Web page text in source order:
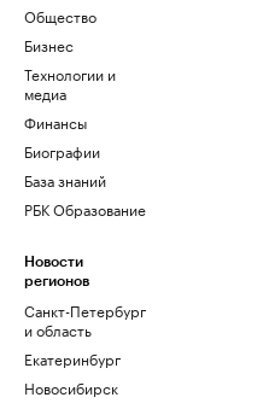
Общество
Бизнес
Технологии и
медиа
Финансы
Биографии
База знаний
РБК Образование
Новости
регионов
Санкт-Петербург
и область
Екатеринбург
Новосибирск